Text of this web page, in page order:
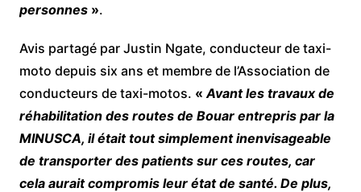
personnes».
Avis partagé par Justin Ngate, conducteur de taxi-
moto depuis six ans et membre de l’Association de
conducteurs de taxi-motos. « Avant les travaux de
réhabilitation des routes de Bouar entrepris par la
MINUSCA, il était tout simplement inenvisageable
de transporter des patients sur ces routes, car
cela aurait compromis leur état de santé. De plus,